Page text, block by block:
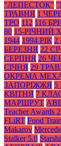
"ЛЕПЕСТОК"
ТРАВНЯ 1
ТРО 112 116
80 15-РІЧНИЙ
1944 1994 РІК 2
БЕРЕЗНЯ 22
СЕРПНЯ 26
СІЧНЯ 29
ОКРЕМА
ЗАПОРІЖЖЯ 5
КВІТНЯ 7
МАРШРУТ
Teacher Awards
FLiRT Food Train
Makarov
Stalker 5.0